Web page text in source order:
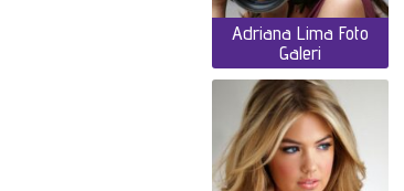
Adriana Lima Foto
Galeri